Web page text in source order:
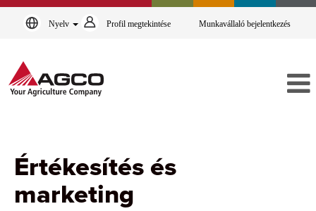
Nyelv Profil megtekintése Munkavállaló bejelentkezés
marketing
Értékesítés és
marketing